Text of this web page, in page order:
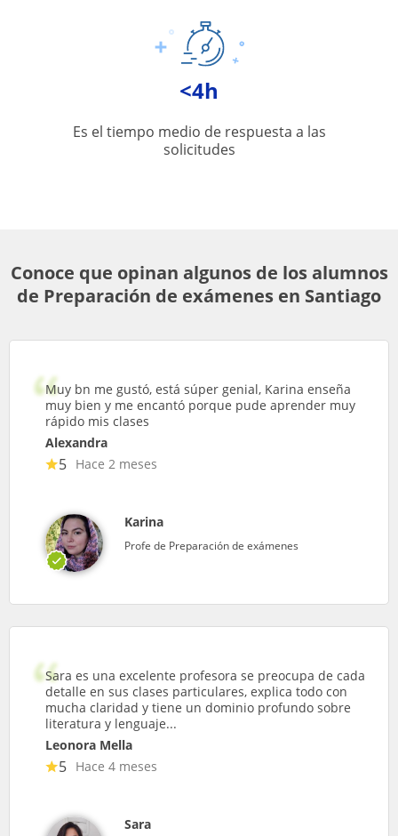
<4h
Es el tiempo medio de respuesta a las
solicitudes
Conoce que opinan algunos de los alumnos
de Preparación de exámenes en Santiago
Muy bn me gustó, está súper genial, Karina enseña
muy bien y me encantó porque pude aprender muy
rápido mis clases
Alexandra
5 Hace 2 meses
Karina
Profe de Preparación de exámenes
Sara es una excelente profesora se preocupa de cada
detalle en sus clases particulares, explica todo con
mucha claridad y tiene un dominio profundo sobre
literatura y lenguaje...
Leonora Mella
5 Hace 4 meses
Sara